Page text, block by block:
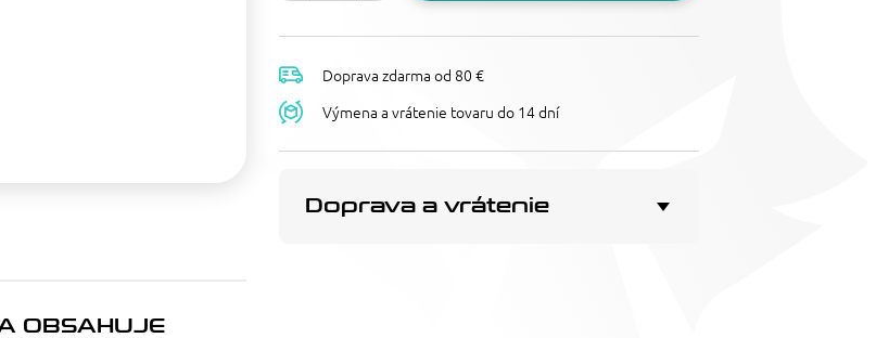
Doprava zdarma od 80 €
Výmena a vrátenie tovaru do 14 dní
Doprava a vrátenie
OBSAHUJE